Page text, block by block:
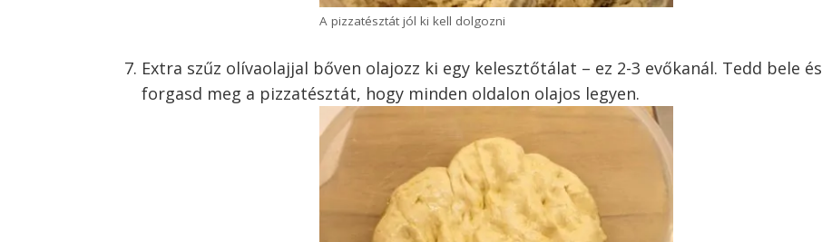
A pizzatésztát jól ki kell dolgozni
Extra szűz olívaolajjal bőven olajozz ki egy kelesztőtálat – ez 2-3 evőkanál. Tedd bele és
forgasd meg a pizzatésztát, hogy minden oldalon olajos legyen.